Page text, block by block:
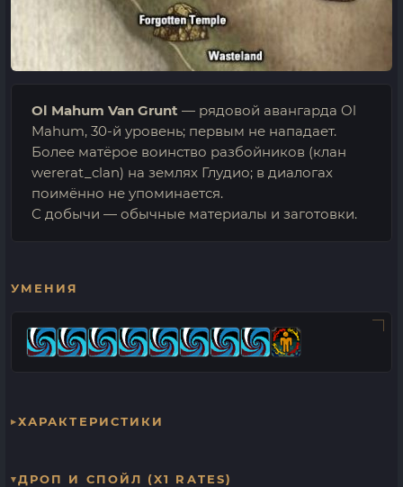
Ol Mahum Van Grunt — рядовой авангарда Ol
Mahum, 30-й уровень; первым не нападает.
Более матёрое воинство разбойников (клан
wererat_clan) на землях Глудио; в диалогах
поимённо не упоминается.
С добычи — обычные материалы и заготовки.
УМЕНИЯ
ХАРАКТЕРИСТИКИ
ДРОП И СПОЙЛ (X1 RATES)